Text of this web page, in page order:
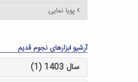
پویا نمایی
آرشیو ابزارهای نجوم قدیم
سال 1403 (1)